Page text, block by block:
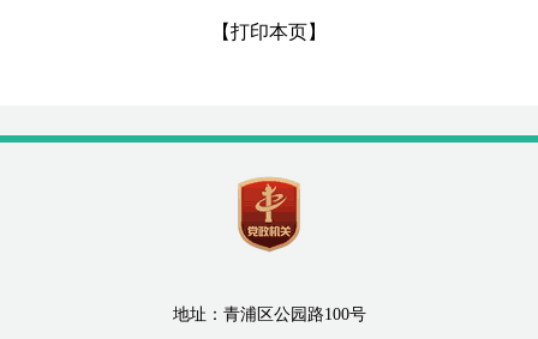
【打印本页】
地址：青浦区公园路100号